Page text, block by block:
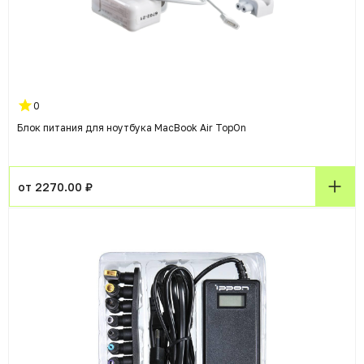
0
Блок питания для ноутбука MacBook Air TopOn
от 2270.00 ₽